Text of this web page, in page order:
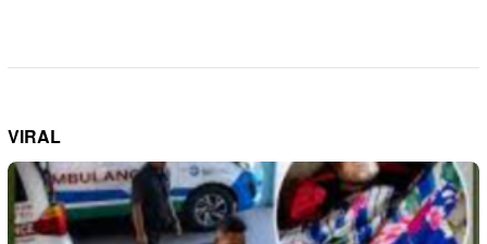
VIRAL